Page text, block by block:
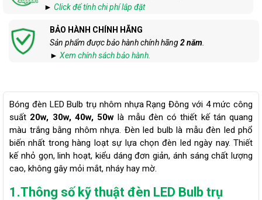
► Click để tính chi phí lắp đặt
BẢO HÀNH CHÍNH HÃNG
Sản phẩm được bảo hành chính hãng2 năm
► Xem chính sách bảo hành.
Bóng đèn LED Bulb trụ nhôm nhựa Rạng Đông với 4 mức công
suất 20w, 30w, 40w, 50w là mẫu đèn có thiết kế tán quang
màu trắng bằng nhôm nhựa. Đèn led bulb là mẫu đèn led phổ
biến nhất trong hàng loạt sự lựa chọn đèn led ngày nay. Thiết
kế nhỏ gọn, linh hoạt, kiểu dáng đơn giản, ánh sáng chất lượng
cao, không gây mỏi mắt, nháy hay mờ.
1.Thông số kỹ thuật đèn LED Bulb trụ